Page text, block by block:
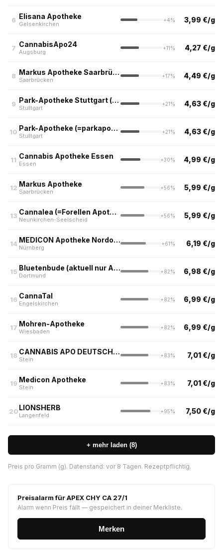
6 Elisana Apotheke
Gelsenkirchen
+4% 3,99 €/g
7 CannabisApo24
Augsburg
+11% 4,27 €/g
8 Markus Apotheke Saarbrücken
Saarbrücken
+17% 4,49 €/g
9 Park-Apotheke Stuttgart (nur Abholung & Botendienst)
Stuttgart
+21% 4,63 €/g
10 Park-Apotheke (=parkapo-cannabis.de)
Stuttgart
+21% 4,63 €/g
11 Cannabis Apotheke Essen
Essen
+30% 4,99 €/g
12 Markus Apotheke
Saarbrücken
+56% 5,99 €/g
13 Cannalea (=Forellen Apotheke)
Neunkirchen-Seelscheid
+56% 5,99 €/g
14 MEDICON Apotheke Nordost
Nürnberg
+61% 6,19 €/g
15 Bluetenbude (aktuell nur Abholung kein Versand)
Dortmund
+82% 6,98 €/g
16 CannaTal
Engelskirchen
+82% 6,99 €/g
17 Mohren-Apotheke
Wiesbaden
+82% 6,99 €/g
18 CANNABIS APO DEUTSCHLAND
Stein
+83% 7,01 €/g
19 Medicon Apotheke
Stein
+83% 7,01 €/g
20LIONSHERB
Langenfeld
+95% 7,50 €/g
+ mehr laden (8)
Preis pro Gramm (g). Datenstand: vor 8 Tagen. Rezeptpflichtig.
Preisalarm für APEX CHY CA 27/1
Alarm wenn Preis fällt — gespeichert in deiner Merkliste.
Merken